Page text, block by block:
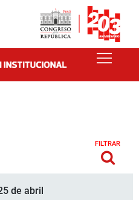
FILTRAR
de abril